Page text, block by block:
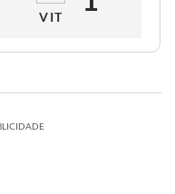
VIT